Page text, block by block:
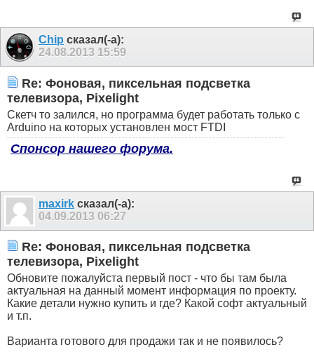
Chip сказал(-а):
24.08.2013 15:59
Re: Фоновая, пиксельная подсветка
телевизора, Pixelight
Скетч то залился, но программа будет работать только с
Arduino на которых установлен мост FTDI
Спонсор нашего форума.
maxirk сказал(-а):
04.09.2013 06:27
Re: Фоновая, пиксельная подсветка
телевизора, Pixelight
Обновите пожалуйста первый пост - что бы там была
актуальная на данный момент информация по проекту.
Какие детали нужно купить и где? Какой софт актуальный
и т.п.
Варианта готового для продажи так и не появилось?